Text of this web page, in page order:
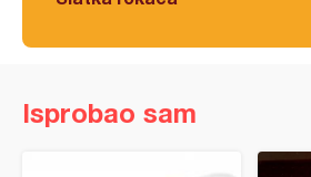
Isprobao sam